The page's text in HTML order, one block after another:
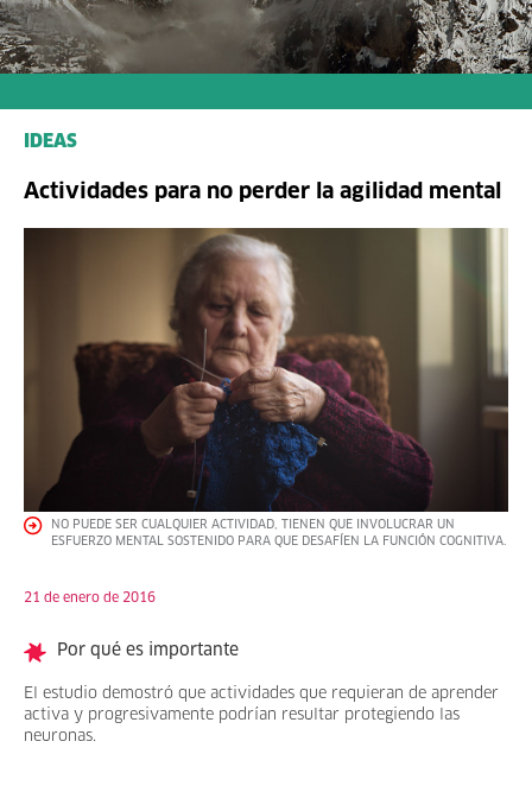
IDEAS
Actividades para no perder la agilidad mental
NO PUEDE SER CUALQUIER ACTIVIDAD, TIENEN QUE INVOLUCRAR UN
ESFUERZO MENTAL SOSTENIDO PARA QUE DESAFÍEN LA FUNCIÓN COGNITIVA.
21 de enero de 2016
Por qué es importante
El estudio demostró que actividades que requieran de aprender
activa y progresivamente podrían resultar protegiendo las
neuronas.